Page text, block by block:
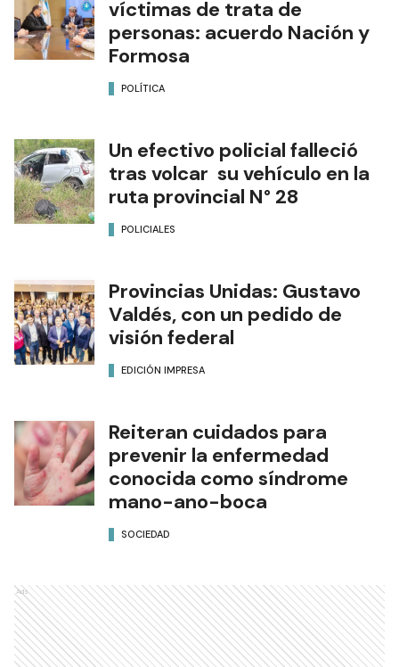
víctimas de trata de
personas: acuerdo Nación y
Formosa
POLÍTICA
Un efectivo policial falleció
tras volcar su vehículo en la
ruta provincial N° 28
POLICIALES
Provincias Unidas: Gustavo
Valdés, con un pedido de
visión federal
EDICIÓN IMPRESA
Reiteran cuidados para
prevenir la enfermedad
conocida como síndrome
mano-ano-boca
SOCIEDAD
Ads